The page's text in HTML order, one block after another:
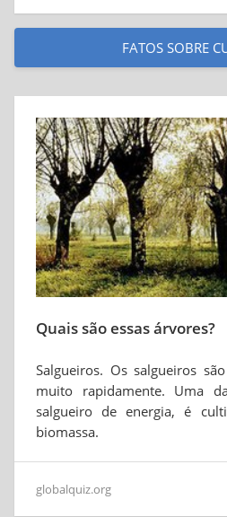
FATOS SOBRE
Quais são essas árvores?
Salgueiros. Os salgueiros
muito rapidamente. Uma
salgueiro de energia, é
biomassa.
globalquiz.org